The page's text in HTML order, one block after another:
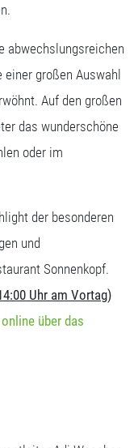
abwechslungsreichen
großen Auswahl
Auf den großen
das wunderschöne
oder im
der besonderen
und
Sonnenkopf.
Uhr am Vortag)
online über das